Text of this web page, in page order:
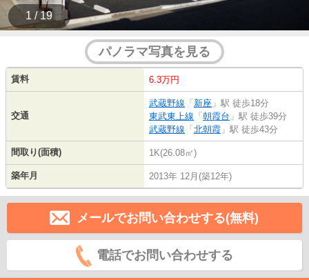
1 / 19
パノラマ写真を見る
賃料 6.3万円
交通
武蔵野線 「 新座 」駅 徒歩18分
東武東上線 「 朝霞台 」駅 徒歩39分
武蔵野線 「 北朝霞 」駅 徒歩43分
間取り(面積) 1K(26.08㎡)
築年月 2013年 12月(築12年)
メールでお問い合わせする(無料)
電話でお問い合わせする